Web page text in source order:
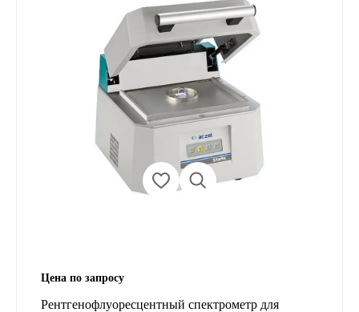
Цена по запросу
Рентгенофлуоресцентный спектрометр для